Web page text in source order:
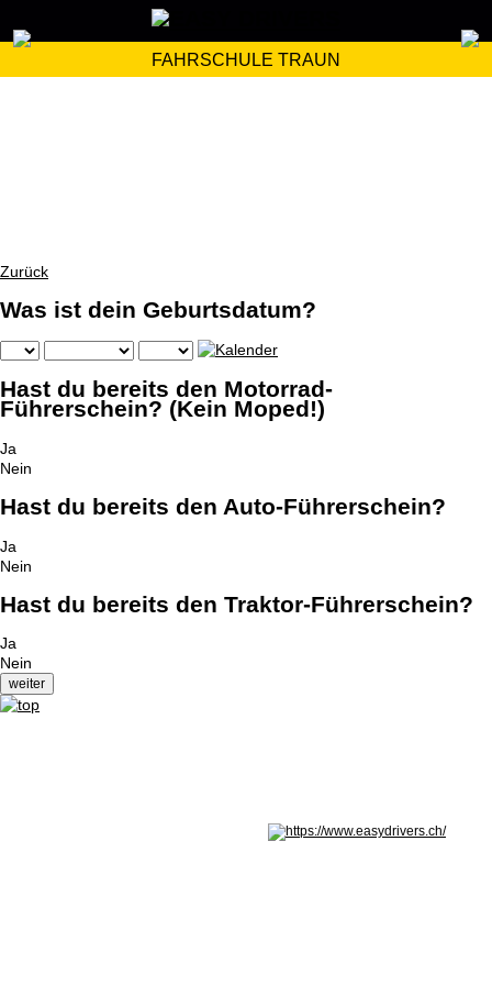
FAHRSCHULE TRAUN
Zurück
Was ist dein Geburtsdatum?
Hast du bereits den Motorrad-
Führerschein? (Kein Moped!)
Ja
Nein
Hast du bereits den Auto-Führerschein?
Ja
Nein
Hast du bereits den Traktor-Führerschein?
Ja
Nein